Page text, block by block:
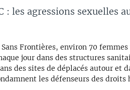
: les agressions sexuelles
Sans Frontières, environ 70
jour dans des structures
des sites de déplacés autour et
les défenseurs des droits